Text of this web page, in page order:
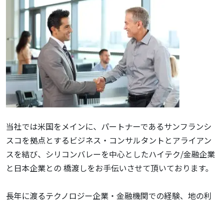
当社では米国をメインに、パートナーであるサンフランシ
スコを拠点とするビジネス・コンサルタントとアライアン
スを結び、シリコンバレーを中心としたハイテク/金融企業
と日本企業との 橋渡しをお手伝いさせて頂いております。
長年に渡るテクノロジー企業・金融機関での経験、地の利